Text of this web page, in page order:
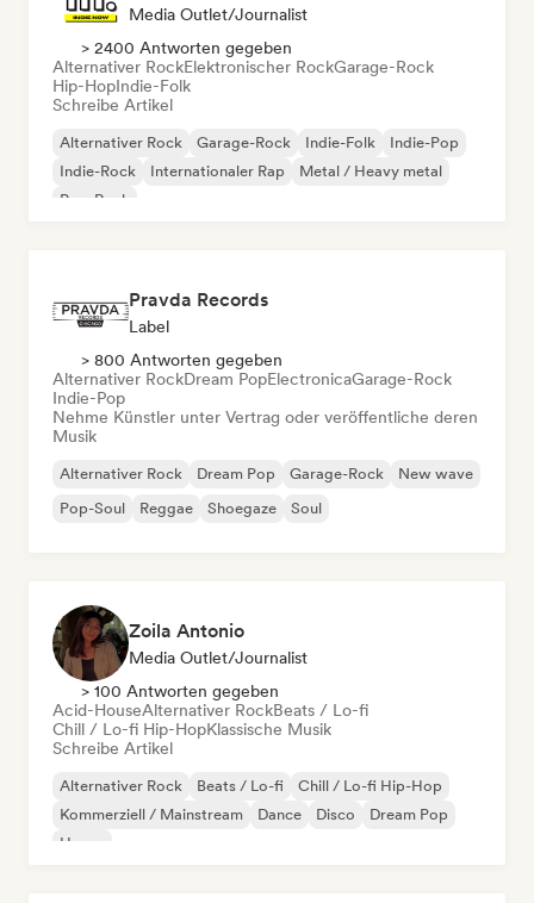
Media Outlet/Journalist
> 2400 Antworten gegeben
Alternativer RockElektronischer RockGarage-Rock
Hip-HopIndie-Folk
Schreibe Artikel
Alternativer Rock Garage-Rock Indie-Folk
Indie-Pop
Indie-Rock
Internationaler Rap
Metal / Heavy metal
Pop-Rock
Pravda Records
Label
> 800 Antworten gegeben
Alternativer RockDream PopElectronicaGarage-Rock
Indie-Pop
Nehme Künstler unter Vertrag oder veröffentliche deren
Musik
Alternativer Rock Dream Pop Garage-Rock
New wave
Pop-Soul
Reggae Shoegaze Soul
Zoila Antonio
Media Outlet/Journalist
> 100 Antworten gegeben
Acid-HouseAlternativer RockBeats / Lo-fi
Chill / Lo-fi Hip-HopKlassische Musik
Schreibe Artikel
Alternativer Rock Beats / Lo-fi
Chill / Lo-fi Hip-Hop
Kommerziell / Mainstream
Dance Disco
Dream Pop
House